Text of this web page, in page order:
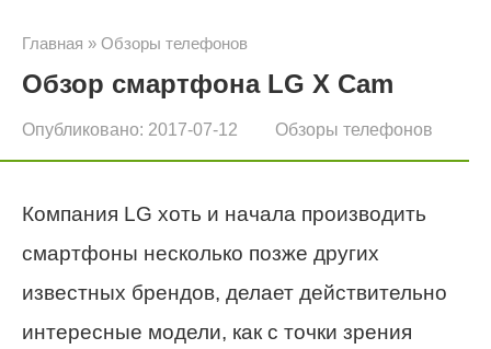
и
с
:
Главная » Обзоры телефонов
Обзор смартфона LG X Cam
Опубликовано: 2017-07-12 Обзоры телефонов
Компания LG хоть и начала производить
смартфоны несколько позже других
известных брендов, делает действительно
интересные модели, как с точки зрения